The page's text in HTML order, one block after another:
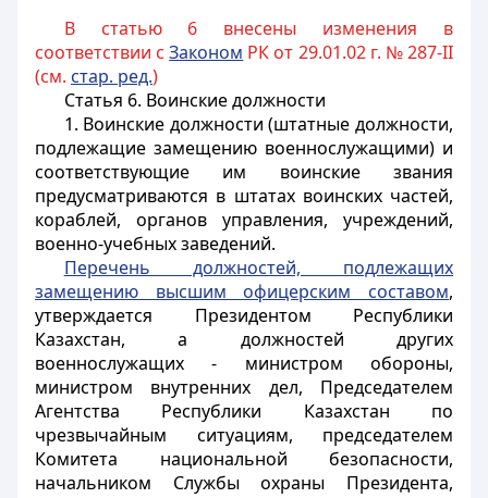
В статью 6 внесены изменения в
соответствии сЗаконом РК от 29.01.02 г. № 287-II
(см. стар. ред.)
Статья 6. Воинские должности
1. Воинские должности (штатные должности,
подлежащие замещению военнослужащими) и
соответствующие им воинские звания
предусматриваются в штатах воинских частей,
кораблей, органов управления, учреждений,
военно-учебных заведений.
Перечень должностей, подлежащих
замещению высшим офицерским составом,
утверждается Президентом Республики
Казахстан, а должностей других
военнослужащих - министром обороны,
министром внутренних дел, Председателем
Агентства Республики Казахстан по
чрезвычайным ситуациям, председателем
Комитета национальной безопасности,
начальником Службы охраны Президента,